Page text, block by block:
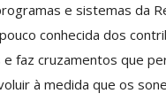
e sistemas da
conhecida dos
faz cruzamentos que
à medida que os
ASSECOR
Escolas De